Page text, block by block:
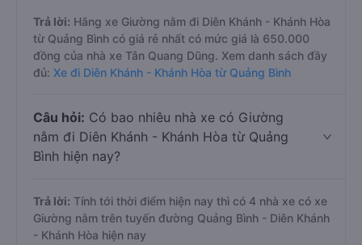
Trả lời: Hãng xe Giường nằm đi Diên Khánh - Khánh Hòa
từ Quảng Bình có giá rẻ nhất có mức giá là 650.000
đồng của nhà xe Tân Quang Dũng. Xem danh sách đầy
đủ: Xe đi Diên Khánh - Khánh Hòa từ Quảng Bình
Câu hỏi: Có bao nhiêu nhà xe có Giường
nằm đi Diên Khánh - Khánh Hòa từ Quảng
Bình hiện nay?
Trả lời: Tính tới thời điểm hiện nay thì có 4 nhà xe có xe
Giường nằm trên tuyến đường Quảng Bình - Diên Khánh
- Khánh Hòa hiện nay